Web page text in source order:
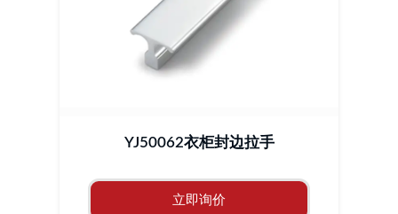
YJ50062衣柜封边拉手
立即询价